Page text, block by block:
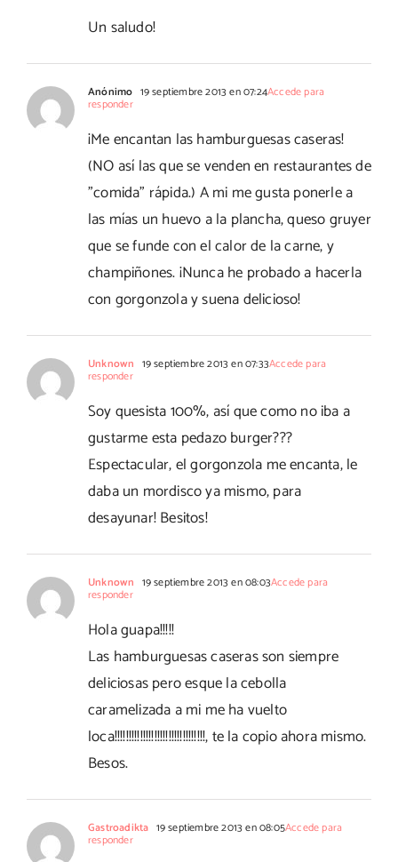
Un saludo!
Anónimo 19 septiembre 2013 en 07:24Accede para
responder
¡Me encantan las hamburguesas caseras!
(NO así las que se venden en restaurantes de
"comida" rápida.) A mi me gusta ponerle a
las mías un huevo a la plancha, queso gruyer
que se funde con el calor de la carne, y
champiñones. ¡Nunca he probado a hacerla
con gorgonzola y suena delicioso!
Unknown 19 septiembre 2013 en 07:33Accede para
responder
Soy quesista 100%, así que como no iba a
gustarme esta pedazo burger???
Espectacular, el gorgonzola me encanta, le
daba un mordisco ya mismo, para
desayunar! Besitos!
Unknown 19 septiembre 2013 en 08:03Accede para
responder
Hola guapa!!!!!
Las hamburguesas caseras son siempre
deliciosas pero esque la cebolla
caramelizada a mi me ha vuelto
loca!!!!!!!!!!!!!!!!!!!!!!!!!!!!!!!!, te la copio ahora mismo.
Besos.
Gastroadikta 19 septiembre 2013 en 08:05Accede para
responder